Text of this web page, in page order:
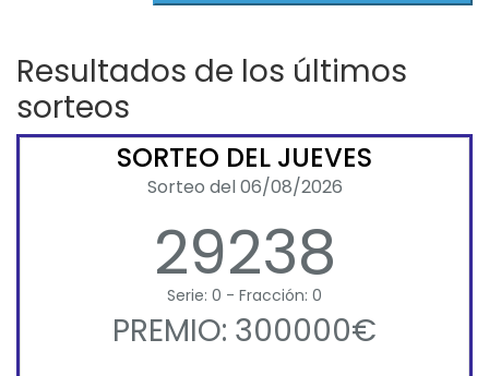
Resultados de los últimos
sorteos
SORTEO DEL JUEVES
Sorteo del 06/08/2026
29238
Serie: 0 - Fracción: 0
PREMIO: 300000€